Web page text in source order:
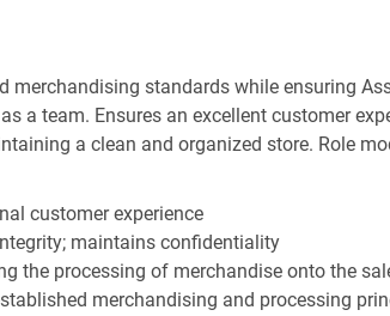
merchandising standards while ensuring
a team. Ensures an excellent customer
a clean and organized store. Role
customer experience
maintains confidentiality
the processing of merchandise onto the
merchandising and processing